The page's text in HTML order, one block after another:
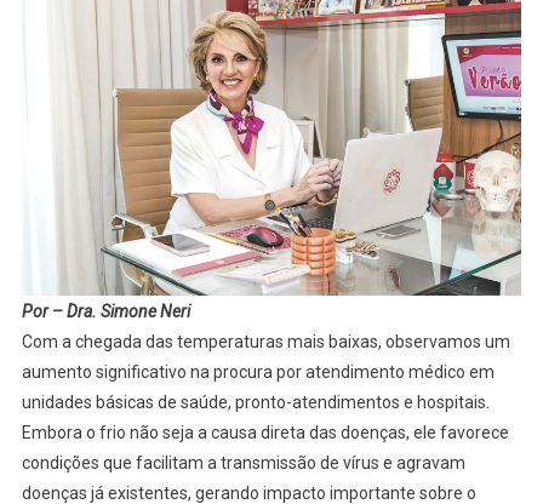
Inverno:
Como
A
Pode
Reduzir
A
Dos
De
Por – Dra. Simone Neri
Com a chegada das temperaturas mais baixas, observamos um
aumento significativo na procura por atendimento médico em
unidades básicas de saúde, pronto-atendimentos e hospitais.
Embora o frio não seja a causa direta das doenças, ele favorece
condições que facilitam a transmissão de vírus e agravam
doenças já existentes, gerando impacto importante sobre o